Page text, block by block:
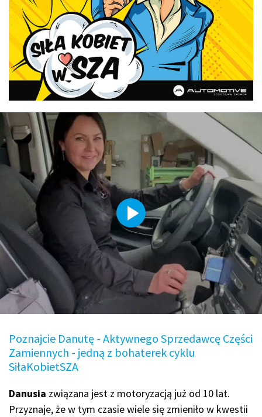
Poznajcie Danutę - Aktywnego Sprzedawcę Części
Zamiennych - jedną z bohaterek cyklu
SiłaKobietSZA
Danusia związana jest z motoryzacją już od 10 lat.
Przyznaje, że w tym czasie wiele się zmieniło w kwestii